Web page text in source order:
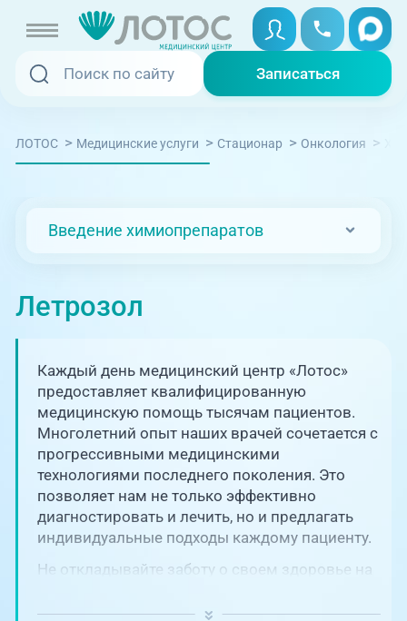
Записаться
Записаться
Услуги и цены
Отзывы
Адреса клиник
О клинике
Блог врачей
Новости
Записаться онлайн
Вызвать скорую
Медицина на дому
Телемедицина
+7 (351) 220-00-03
Единая справочная служба,
запись на прием
+7 (351) 220-03-03
Центр амбулаторной
онкологической помощи
+7 (7142) 927-003
ЛОТОС > Медицинские услуги > Стационар > Онкология >
Введение химиопрепаратов
Летрозол
Каждый день медицинский центр «Лотос»
предоставляет квалифицированную
медицинскую помощь тысячам пациентов.
Многолетний опыт наших врачей сочетается с
прогрессивными медицинскими
технологиями последнего поколения. Это
позволяет нам не только эффективно
диагностировать и лечить, но и предлагать
индивидуальные подходы каждому пациенту.
Не откладывайте заботу о своем здоровье на
ключевую роль в поддержании вашего